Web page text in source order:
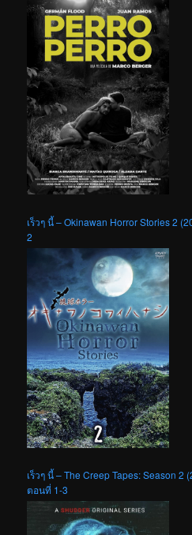
เร็วๆ นี้ – Okinawan Horror Stories 2
2
เร็วๆ นี้ – The Creep Tapes: Season 2
ตอนที่ 1-3